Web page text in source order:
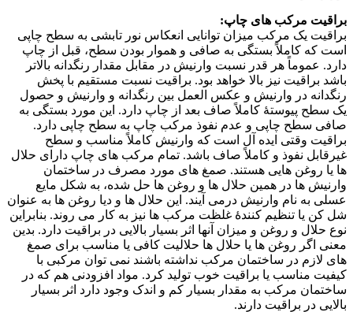
براقیت مرکب های چاپ:
براقیت یک مرکب میزان توانایی انعکاس نور تابشی به سطح چاپی
است که کاملاً بستگی به صافی و هموار بودن سطح، قبل از چاپ
دارد. عموماً هر قدر نسبت وارنیش در مقابل مقدار رنگدانه بالاتر
باشد براقیت نیز بالا خواهد بود. براقیت نسبت مستقیم با پخش
رنگدانه در وارنیش و عکس العمل بین رنگدانه و وارنیش و حصول
یک سطح پیوستهٔ کاملاً صاف بعد از چاپ دارد. این مورد بستگی به
صافی سطح چاپی و عدم نفوذ مرکب چاپ به سطح چاپی دارد.
براقیت وقتی ایده آل است که وارنیش کاملاً مناسب و سطح
غیرقابل نفوذ و کاملاً صاف باشد. تمام مرکب های چاپ دارای حلال
ها یا روغن هایی هستند. صمغ های مورد مصرف در ساختمان
وارنیش ها در همین حلال ها و روغن ها حل شده، به شکل مایع
عسلی به نام وارنیش درمی آیند. این حلال ها و دیا روغن ها به عنوان
شل کن یا تنظیم کنندهٔ غلظت مرکب ها نیز به کار می روند. بنابراین
نوع حلال و روغن و میزان آنها اثر بسیار بالایی در براقیت دارد. بدین
معنی اگر روغن ها یا حلال ها حلالیت کافی یا مناسب برای صمغ
های لازم در ساختمان مرکب نداشته باشند نمی توان مرکبی با
کیفیت مناسب یا براقیت خوب تولید کرد. مواد افزودنی هم که در
ساختمان مرکب به مقدار بسیار کم و اندک وجود دارد اثر بسیار
بالایی در براقیت دارند.